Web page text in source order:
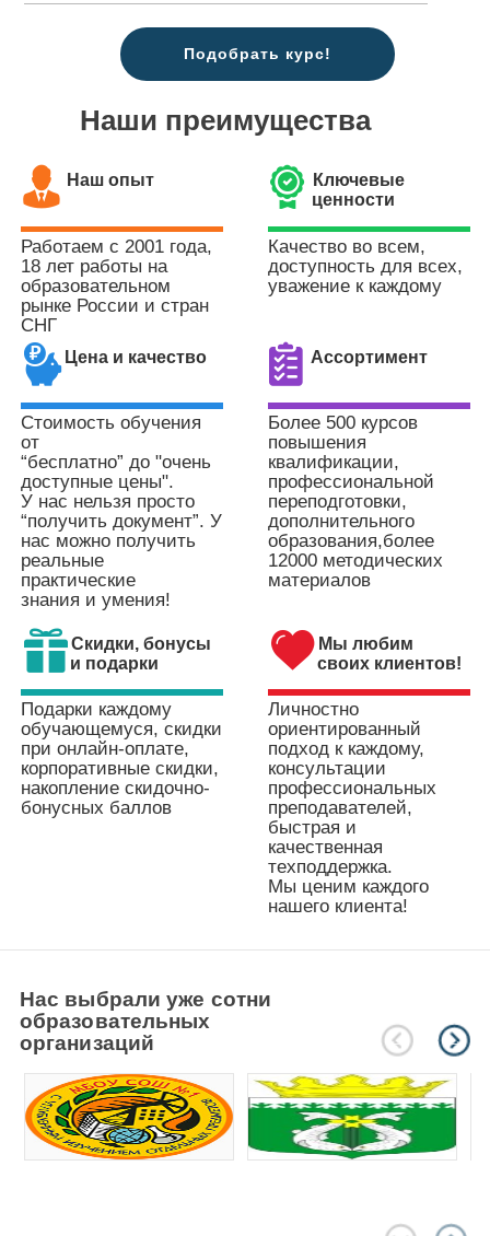
Подобрать курс!
Наши преимущества
Наш опыт
Работаем с 2001 года,
18 лет работы на
образовательном
рынкеРоссии и стран
СНГ
Цена и качество
Стоимость обучения
от
“бесплатно” до "очень
доступные цены".
У нас нельзя просто
“получить документ”. У
нас можно получить
реальные
практические
знания и умения!
Скидки, бонусы
и подарки
Подарки каждому
обучающемуся, скидки
при онлайн-оплате,
корпоративные скидки,
накопление скидочно-
бонусных баллов
Ключевые
ценности
Качество во всем,
доступность для всех,
уважение к каждому
Ассортимент
Более 500 курсов
повышения
квалификации,
профессиональной
переподготовки,
дополнительного
образования,более
12000 методических
материалов
Мы любим
своих клиентов!
Личностно
ориентированный
подход ккаждому,
консультации
профессиональных
преподавателей,
быстрая и
качественная
техподдержка.
Мы ценим каждого
нашего клиента!
Нас выбрали уже сотни
образовательных
организаций